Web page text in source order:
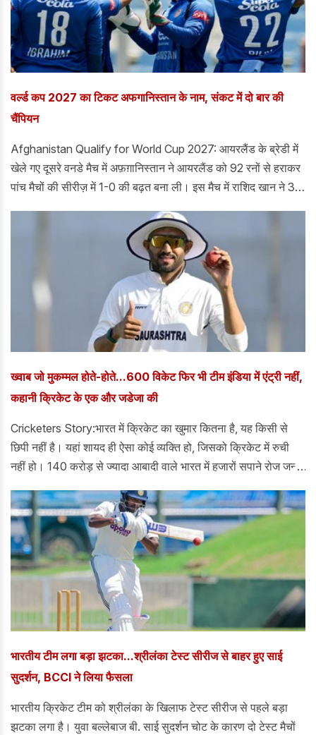
वर्ल्ड कप 2027 का टिकट अफगानिस्तान के नाम, संकट में दो बार की
चैंपियन
Afghanistan Qualify for World Cup 2027: आयरलैंड के ब्रेडी में
खेले गए दूसरे वनडे मैच में अफ़ग़ानिस्तान ने आयरलैंड को 92 रनों से हराकर
पांच मैचों की सीरीज़ में 1-0 की बढ़त बना ली। इस मैच में राशिद खान ने 34
299/8 के स्कोर का आसानी से बचाव किया और आयरलैंड की टीम 42.5
ओवर में 207 रनों पर ऑलआउट हो गई।
ख्वाब जो मुकम्मल होते-होते...600 विकेट फिर भी टीम इंडिया में एंट्री नहीं,
कहानी क्रिकेट के एक और जडेजा की
Cricketers Story:भारत में क्रिकेट का खुमार कितना है, यह किसी से
छिपी नहीं है। यहां शायद ही ऐसा कोई व्यक्ति हो, जिसको क्रिकेट में रुची
नहीं हो। 140 करोड़ से ज्यादा आबादी वाले भारत में हजारों सपाने रोज जन्म
भारतीय टीम लगा बड़ा झटका...श्रीलंका टेस्ट सीरीज से बाहर हुए साई
सुदर्शन, BCCI ने लिया फैसला
भारतीय क्रिकेट टीम को श्रीलंका के खिलाफ टेस्ट सीरीज से पहले बड़ा
झटका लगा है। युवा बल्लेबाज बी. साई सुदर्शन चोट के कारण दो टेस्ट मैचों